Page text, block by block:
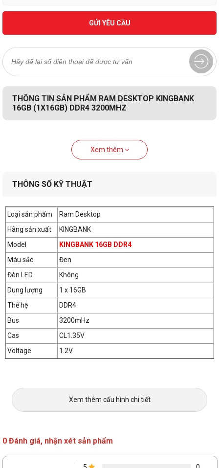
GỬI YÊU CẦU
THÔNG TIN SẢN PHẨM RAM DESKTOP KINGBANK
16GB (1X16GB) DDR4 3200MHZ
Xem thêm
THÔNG SỐ KỸ THUẬT
Loại sản phẩm
Ram Desktop
Hãng sản xuất
KINGBANK
Model
KINGBANK 16GB DDR4
Màu sắc
Đen
Đèn LED
Không
Dung lượng
1 x 16GB
Thế hệ
DDR4
Bus
3200mHz
Cas
CL1.35V
Voltage
1.2V
Xem thêm cấu hình chi tiết
0 Đánh giá, nhận xét sản phẩm